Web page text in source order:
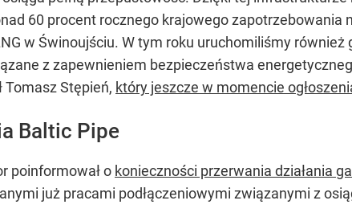
60 procent rocznego krajowego zapotrzebowania
w Świnoujściu. W tym roku uruchomiliśmy również
z zapewnieniem bezpieczeństwa
Tomasz Stępień, który jeszcze w momencie
Baltic Pipe
poinformował o konieczności przerwania działania
już pracami podłączeniowymi związanymi z